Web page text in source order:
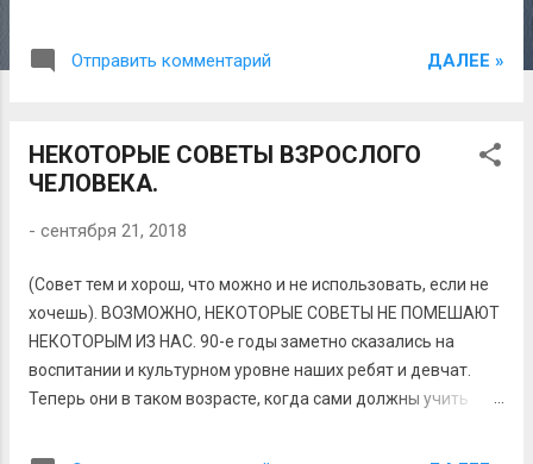
этой лодке плывем мы все. Вряд ли я смогу привести здесь
все причины конфликтов, но самая большая беда, на мой
несоблюдении элементарных принципов взаимоуважения
у отдельной части наших представителей, неспособность
Список можно продолжить. Не стану вас утомлять, но к
общим для двух народов причин нельзя не назвать и
отсутствие у нас властных структур, способных эффективно
и оперативно решать возникающие проблемы. На них
нельзя рассчитывать и в дальнейшем, так как на 80
процентов состоя из бывших милиционеров, наши вла...
Отправить комментарий ДАЛЕЕ »
НЕКОТОРЫЕ СОВЕТЫ ВЗРОСЛОГО
ЧЕЛОВЕКА.
- сентября 21, 2018
(Совет тем и хорош, что можно и не использовать, если не
хочешь). ВОЗМОЖНО, НЕКОТОРЫЕ СОВЕТЫ НЕ ПОМЕШАЮТ
НЕКОТОРЫМ ИЗ НАС. 90-е годы заметно сказались на
воспитании и культурном уровне наших ребят и девчат.
Теперь они в таком возрасте, когда сами должны учить
женятся их дети, а сами ведут себя как на диком западе